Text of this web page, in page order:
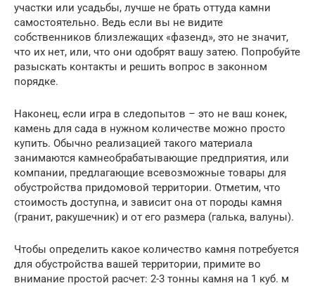
участки или усадьбы, лучше не брать оттуда камни
самостоятельно. Ведь если вы не видите
собственников близлежащих «фазенд», это не значит,
что их нет, или, что они одобрят вашу затею. Попробуйте
разыскать контакты и решить вопрос в законном
порядке.
Наконец, если игра в следопытов – это не ваш конек,
камень для сада в нужном количестве можно просто
купить. Обычно реализацией такого материала
занимаются камнеобрабатывающие предприятия, или
компании, предлагающие всевозможные товары для
обустройства придомовой территории. Отметим, что
стоимость доступна, и зависит она от породы камня
(гранит, ракушечник) и от его размера (галька, валуны).
Чтобы определить какое количество камня потребуется
для обустройства вашей территории, примите во
внимание простой расчет: 2-3 тонны камня на 1 куб. м